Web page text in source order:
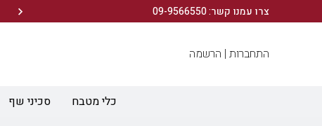
צרו עמנו קשר: 09-9566550
הירשמו לניוזלטר שלנו ותיהנו מ- 10% הנחה ברכישה הראשונה!
התחברות | הרשמה
כלי מטבח סכיני שף